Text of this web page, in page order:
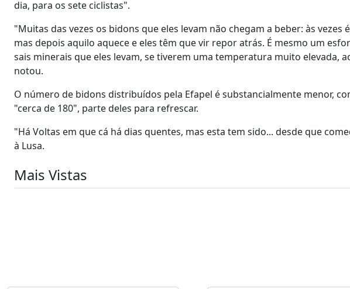
dia, para os sete ciclistas".
"Muitas das vezes os bidons que eles levam não chegam a beber: às
mas depois aquilo aquece e eles têm que vir repor atrás. É mesmo um
sais minerais que eles levam, se tiverem uma temperatura muito elevada,
notou.
O número de bidons distribuídos pela Efapel é substancialmente menor,
"cerca de 180", parte deles para refrescar.
"Há Voltas em que cá há dias quentes, mas esta tem sido... desde que
à Lusa.
Mais Vistas